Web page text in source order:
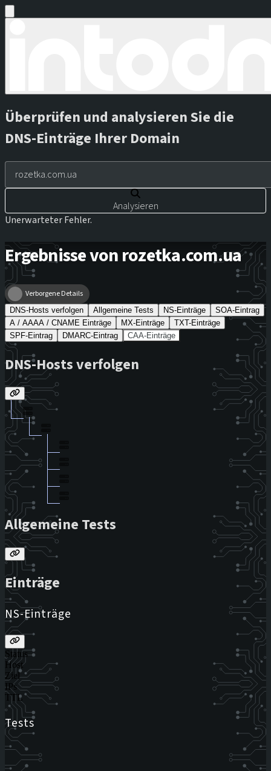
Überprüfen und analysieren Sie die
DNS-Einträge Ihrer Domain
Analysieren
Unerwarteter Fehler.
Ergebnisse von rozetka.com.ua
Verborgene Details
DNS-Hosts verfolgen Allgemeine Tests NS-Einträge
SOA-Eintrag
A / AAAA / CNAME Einträge
MX-Einträge
TXT-Einträge
SPF-Eintrag
DMARC-Eintrag CAA-Einträge
DNS-Hosts verfolgen
Allgemeine Tests
Einträge
NS-Einträge
Status
Host
Ziel
IPs
TTL
Tests